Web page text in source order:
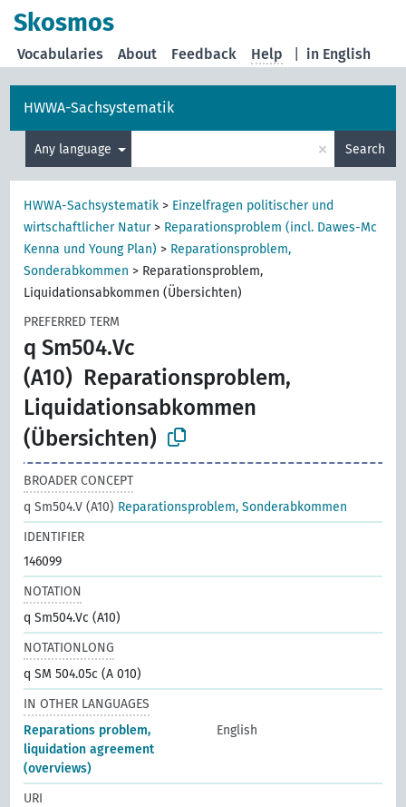
Skosmos
in English
Vocabularies About Feedback Help
HWWA-Sachsystematik
Any language × Search
HWWA-Sachsystematik > Einzelfragen politischer und
wirtschaftlicher Natur> Reparationsproblem (incl. Dawes-Mc
Kenna und Young Plan) > Reparationsproblem,
Sonderabkommen > Reparationsproblem,
Liquidationsabkommen (Übersichten)
PREFERRED TERM
q Sm504.Vc
(A10) Reparationsproblem,
Liquidationsabkommen
(Übersichten)
BROADER CONCEPT
q Sm504.V (A10) Reparationsproblem, Sonderabkommen
IDENTIFIER
146099
NOTATION
q Sm504.Vc (A10)
NOTATIONLONG
q SM 504.05c (A 010)
IN OTHER LANGUAGES
Reparations problem,
liquidation agreement
(overviews)
English
URI